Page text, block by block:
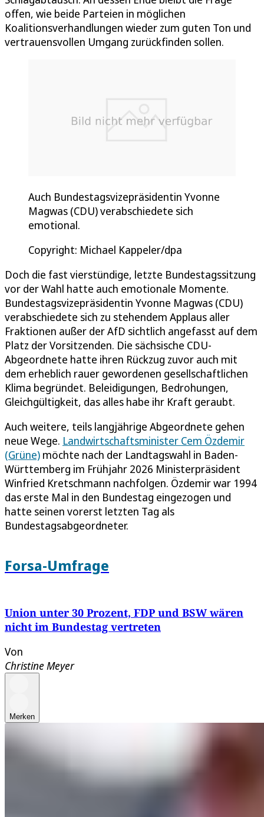
offen, wie beide Parteien in möglichen
Koalitionsverhandlungen wieder zum guten Ton und
vertrauensvollen Umgang zurückfinden sollen.
Auch Bundestagsvizepräsidentin Yvonne
Magwas (CDU) verabschiedete sich
emotional.
Copyright: Michael Kappeler/dpa
Doch die fast vierstündige, letzte Bundestagssitzung
vor der Wahl hatte auch emotionale Momente.
Bundestagsvizepräsidentin Yvonne Magwas (CDU)
verabschiedete sich zu stehendem Applaus aller
Fraktionen außer der AfD sichtlich angefasst auf dem
Platz der Vorsitzenden. Die sächsische CDU-
Abgeordnete hatte ihren Rückzug zuvor auch mit
dem erheblich rauer gewordenen gesellschaftlichen
Klima begründet. Beleidigungen, Bedrohungen,
Gleichgültigkeit, das alles habe ihr Kraft geraubt.
Auch weitere, teils langjährige Abgeordnete gehen
neue Wege. Landwirtschaftsminister Cem Özdemir
(Grüne) möchte nach der Landtagswahl in Baden-
Württemberg im Frühjahr 2026 Ministerpräsident
Winfried Kretschmann nachfolgen. Özdemir war 1994
das erste Mal in den Bundestag eingezogen und
hatte seinen vorerst letzten Tag als
Bundestagsabgeordneter.
Forsa-Umfrage
Union unter 30 Prozent, FDP und BSW wären
nicht im Bundestag vertreten
Von
Christine Meyer
Merken